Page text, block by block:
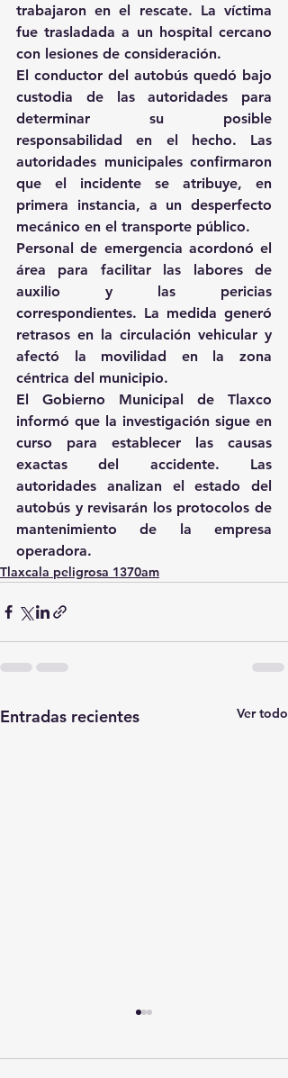
trabajaron en el rescate. La víctima
fue trasladada a un hospital cercano
con lesiones de consideración.
El conductor del autobús quedó bajo
custodia de las autoridades para
determinar su posible
responsabilidad en el hecho. Las
autoridades municipales confirmaron
que el incidente se atribuye, en
primera instancia, a un desperfecto
mecánico en el transporte público.
Personal de emergencia acordonó el
área para facilitar las labores de
auxilio y las pericias
correspondientes. La medida generó
retrasos en la circulación vehicular y
afectó la movilidad en la zona
céntrica del municipio.
El Gobierno Municipal de Tlaxco
informó que la investigación sigue en
curso para establecer las causas
exactas del accidente. Las
autoridades analizan el estado del
autobús y revisarán los protocolos de
mantenimiento de la empresa
operadora.
Tlaxcala peligrosa 1370am
Entradas recientes Ver todo